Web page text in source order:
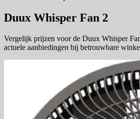
Duux Whisper Fan 2
Vergelijk prijzen voor de Duux Whisper
actuele aanbiedingen bij betrouwbare